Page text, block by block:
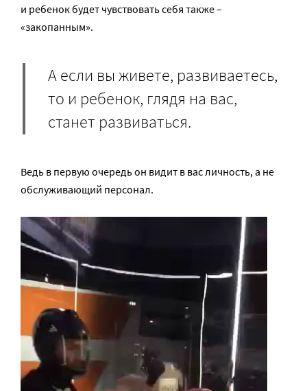
и ребенок будет чувствовать себя также –
«закопанным».
А если вы живете, развиваетесь,
то и ребенок, глядя на вас,
станет развиваться.
Ведь в первую очередь он видит в вас личность, а не
обслуживающий персонал.
Видеоплеер